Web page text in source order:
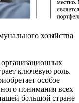
хозяйства
ключевую роль.
особое
понимания всех
большой стране